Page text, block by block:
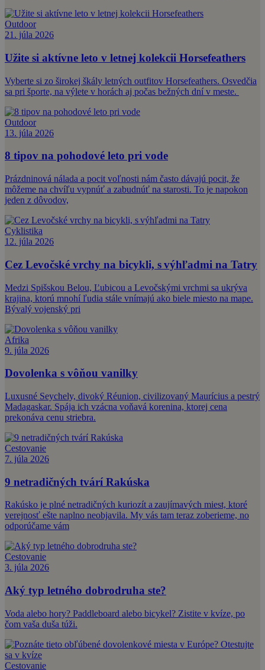
Outdoor
21. júla 2026
Užite si aktívne leto v letnej kolekcii Horsefeathers
Vyberte si zo širokej škály letných outfitov Horsefeathers. Osvedčia
sa pri športe, na výlete v horách aj počas bežných dní v meste.
Outdoor
13. júla 2026
8 tipov na pohodové leto pri vode
Prázdninová nálada a pocit voľnosti nám často dávajú pocit, že
môžeme na chvíľu vypnúť a zabudnúť na starosti. To je napokon
jeden z dôvodov,
Cyklistika
12. júla 2026
Cez Levočské vrchy na bicykli, s výhľadmi na Tatry
Medzi Spišskou Belou, Ľubicou a Levočskými vrchmi sa ukrýva
krajina, ktorú mnohí ľudia stále vnímajú ako biele miesto na mape.
Bývalý vojenský pri
Afrika
9. júla 2026
Dovolenka s vôňou vanilky
Luxusné Seychely, divoký Réunion, civilizovaný Maurícius a pestrý
Madagaskar. Spája ich vzácna voňavá korenina, ktorej cena
prekonáva cenu striebra.
Cestovanie
7. júla 2026
9 netradičných tvárí Rakúska
Rakúsko je plné netradičných kuriozít a zaujímavých miest, ktoré
verejnosť ešte naplno neobjavila. My vás tam teraz zoberieme, no
odporúčame vám
Cestovanie
3. júla 2026
Aký typ letného dobrodruha ste?
Voda alebo hory? Paddleboard alebo bicykel? Zistite v kvíze, po
čom vaša duša túži.
Cestovanie